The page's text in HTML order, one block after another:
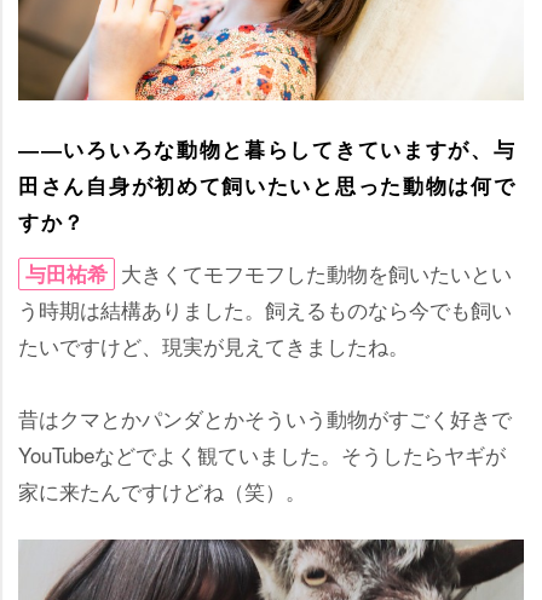
――いろいろな動物と暮らしてきていますが、与
田さん自身が初めて飼いたいと思った動物は何で
すか？
与田祐希 大きくてモフモフした動物を飼いたいとい
う時期は結構ありました。飼えるものなら今でも飼い
たいですけど、現実が見えてきましたね。
昔はクマとかパンダとかそういう動物がすごく好きで
YouTubeなどでよく観ていました。そうしたらヤギが
家に来たんですけどね（笑）。